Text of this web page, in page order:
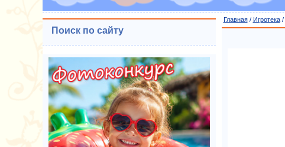
Главная/ Игротека/
Поиск по сайту